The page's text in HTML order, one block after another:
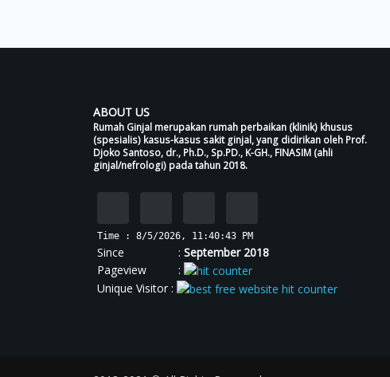
ABOUT US
Rumah Ginjal merupakan rumah perbaikan (klinik) khusus
(spesialis) kasus-kasus sakit ginjal, yang didirikan oleh Prof.
Djoko Santoso, dr., Ph.D., Sp.PD., K-GH., FINASIM (ahli
ginjal/nefrologi) pada tahun 2018.
Time : 8/5/2026, 11:40:44 PM
Since : September 2018
Pageview :
Unique Visitor :